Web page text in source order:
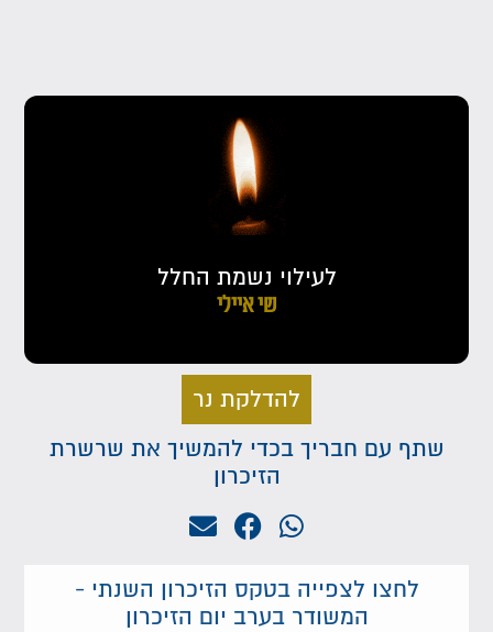
לעילוי נשמת החלל
שי איילי
להדלקת נר
שתף עם חבריך בכדי להמשיך את שרשרת
הזיכרון
לחצו לצפייה בטקס הזיכרון השנתי -
המשודר בערב יום הזיכרון